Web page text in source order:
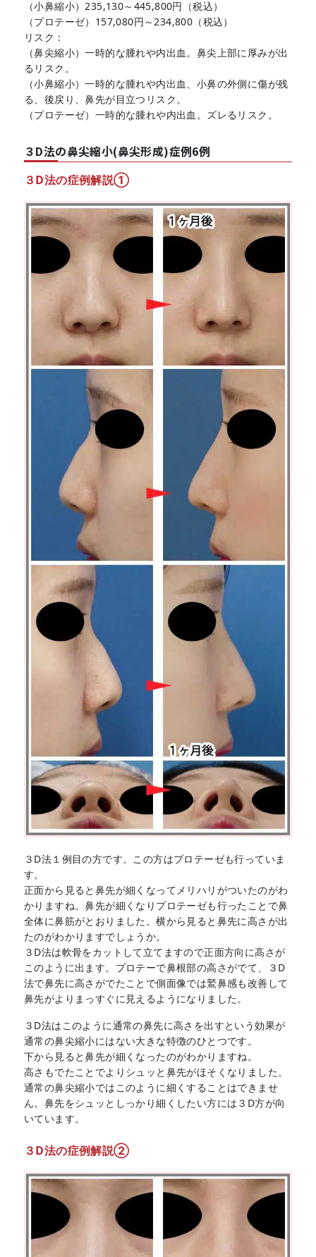
（小鼻縮小）235,130～445,800円（税込）
（プロテーゼ）157,080円～234,800（税込）
リスク：
（鼻尖縮小）一時的な腫れや内出血。鼻尖上部に厚みが出
るリスク。
（小鼻縮小）一時的な腫れや内出血、小鼻の外側に傷が残
る、後戻り、鼻先が目立つリスク。
（プロテーゼ）一時的な腫れや内出血。ズレるリスク。
３D法の鼻尖縮小(鼻尖形成)症例6例
３D法の症例解説①
３D法１例目の方です。この方はプロテーゼも行っていま
す。
正面から見ると鼻先が細くなってメリハリがついたのがわ
かりますね。鼻先が細くなりプロテーゼも行ったことで鼻
全体に鼻筋がとおりました。横から見ると鼻先に高さが出
たのがわかりますでしょうか。
３D法は軟骨をカットして立てますので正面方向に高さが
このように出ます。プロテーで鼻根部の高さがでて、３D
法で鼻先に高さがでたことで側面像では鷲鼻感も改善して
鼻先がよりまっすぐに見えるようになりました。
３D法はこのように通常の鼻先に高さを出すという効果が
通常の鼻尖縮小にはない大きな特徴のひとつです。
下から見ると鼻先が細くなったのがわかりますね。
高さもでたことでよりシュッと鼻先がほそくなりました。
通常の鼻尖縮小ではこのように細くすることはできませ
ん。鼻先をシュッとしっかり細くしたい方には３D方が向
いています。
３D法の症例解説②